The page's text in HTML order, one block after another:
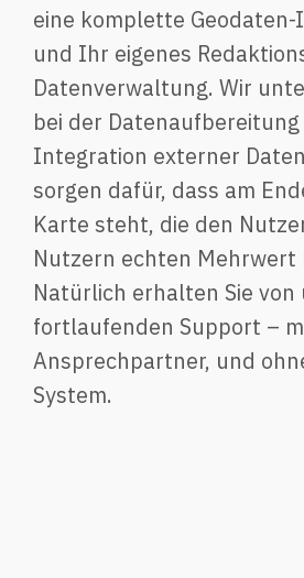
eine komplette
und Ihr eigenes
Datenverwaltung. Wir
bei der Datenaufbereitung
Integration externer
sorgen dafür, dass am
Karte steht, die den
Nutzern echten Mehrwert
Natürlich erhalten Sie von
fortlaufenden Support –
Ansprechpartner, und
System.